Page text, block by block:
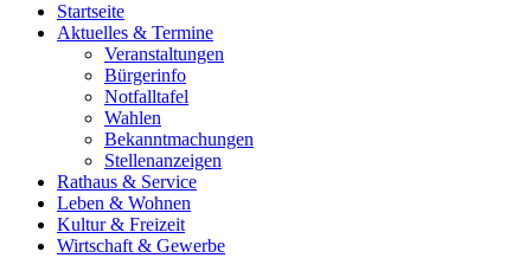
Startseite
Aktuelles & Termine
Veranstaltungen
Bürgerinfo
Notfalltafel
Wahlen
Bekanntmachungen
Stellenanzeigen
Rathaus & Service
Leben & Wohnen
Kultur & Freizeit
Wirtschaft & Gewerbe